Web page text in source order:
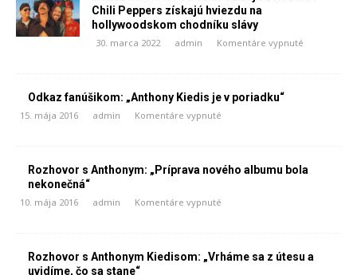
Chili Peppers získajú hviezdu na
hollywoodskom chodníku slávy
30. marca 2022 admin Komentáre vypnuté
Odkaz fanúšikom: „Anthony Kiedis je v poriadku“
15. mája 2016 admin Komentáre vypnuté
Rozhovor s Anthonym: „Príprava nového albumu bola
nekonečná“
10. mája 2016 admin Komentáre vypnuté
Rozhovor s Anthonym Kiedisom: „Vrháme sa z útesu a
uvidíme, čo sa stane“